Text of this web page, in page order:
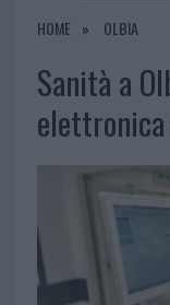
HOME OLBIA
Sanità a